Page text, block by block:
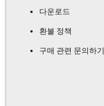
다운로드
환불 정책
구매 관련 문의하기